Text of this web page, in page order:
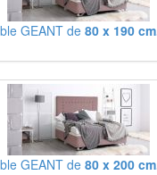
GEANT de 80 x 190
GEANT de 80 x 200